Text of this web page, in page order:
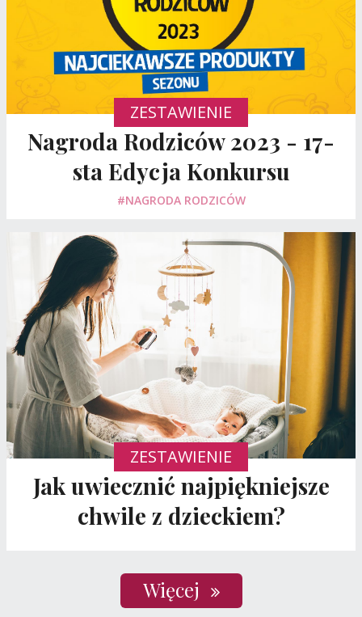
ZESTAWIENIE
Nagroda Rodziców 2023 - 17-
sta Edycja Konkursu
#NAGRODA RODZICÓW
ZESTAWIENIE
Jak uwiecznić najpiękniejsze
chwile z dzieckiem?
Więcej